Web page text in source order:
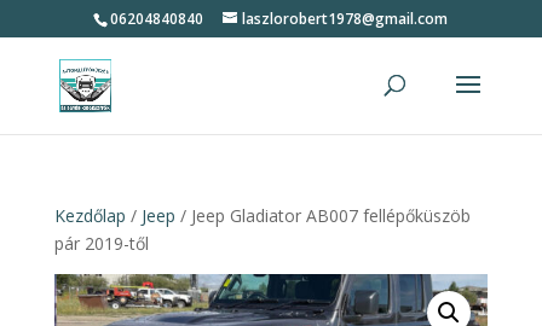
06204840840 laszlorobert1978@gmail.com
Kezdőlap / Jeep / Jeep Gladiator AB007 fellépőküszöb
pár 2019-től